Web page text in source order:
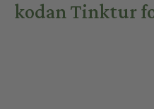
kodan Tinktur